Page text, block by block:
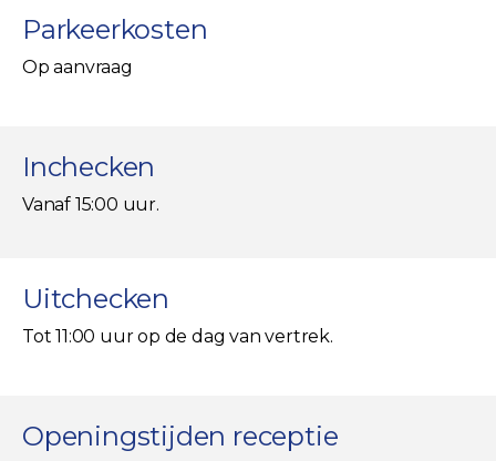
Parkeerkosten
Op aanvraag
Inchecken
Vanaf 15:00 uur.
Uitchecken
Tot 11:00 uur op de dag van vertrek.
Openingstijden receptie